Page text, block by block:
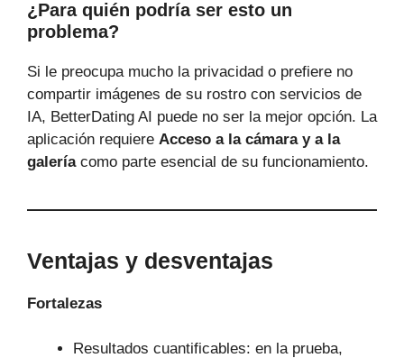
¿Para quién podría ser esto un
problema?
Si le preocupa mucho la privacidad o prefiere no
compartir imágenes de su rostro con servicios de
IA, BetterDating AI puede no ser la mejor opción. La
aplicación requiere Acceso a la cámara y a la
galeríacomo parte esencial de su funcionamiento.
Ventajas y desventajas
Fortalezas
Resultados cuantificables: en la prueba,